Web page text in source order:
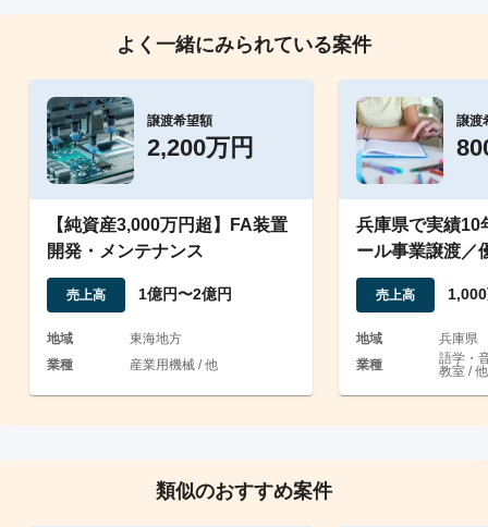
よく一緒にみられている案件
譲渡希望額
2,200万円
【純資産3,000万円超】FA装置
開発・メンテナンス
売上高 1億円〜2億円
地域
東海地方
業種
産業用機械 / 他
譲渡
兵庫県で実績10
ール事業譲渡／
が全業務を対応
売上高
地域
兵庫県
業種
語学・
教室 / 他
類似のおすすめ案件